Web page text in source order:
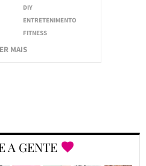
DIY
ENTRETENIMENTO
FITNESS
MAIS
A GENTE